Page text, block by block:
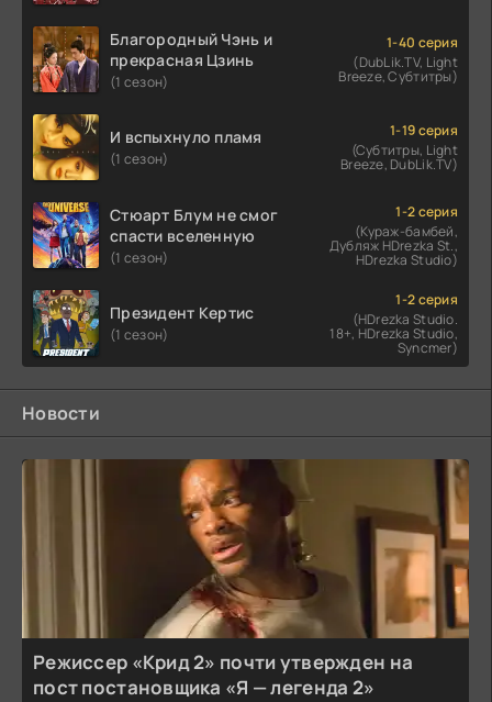
Благородный Чэнь и
прекрасная Цзинь
(1 сезон)
1-40 серия
(DubLik.TV, Light
Breeze, Субтитры)
И вспыхнуло пламя
(1 сезон)
1-19 серия
(Субтитры, Light
Breeze, DubLik.TV)
Стюарт Блум не смог
спасти вселенную
(1 сезон)
1-2 серия
(Кураж-бамбей,
Дубляж HDrezka St.,
HDrezka Studio)
Президент Кертис
(1 сезон)
1-2 серия
(HDrezka Studio.
18+, HDrezka Studio,
Syncmer)
Новости
Режиссер «Крид 2» почти утвержден на
пост постановщика «Я — легенда 2»